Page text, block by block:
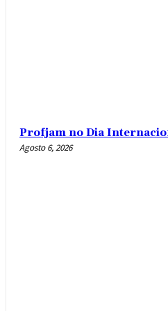
Profjam no Dia
Agosto 6, 2026